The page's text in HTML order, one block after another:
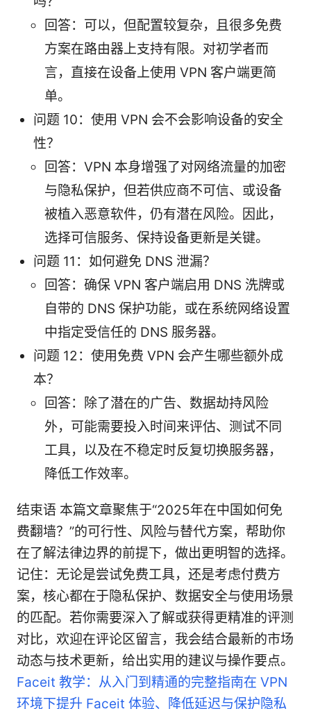
回答：可以，但配置较复杂，且很多免费
方案在路由器上支持有限。对初学者而
言，直接在设备上使用 VPN 客户端更简
单。
问题 10：使用 VPN 会不会影响设备的安全
性？
回答：VPN 本身增强了对网络流量的加密
与隐私保护，但若供应商不可信、或设备
被植入恶意软件，仍有潜在风险。因此，
选择可信服务、保持设备更新是关键。
问题 11：如何避免 DNS 泄漏？
回答：确保 VPN 客户端启用 DNS 洗牌或
自带的 DNS 保护功能，或在系统网络设置
中指定受信任的 DNS 服务器。
问题 12：使用免费 VPN 会产生哪些额外成
本？
回答：除了潜在的广告、数据劫持风险
外，可能需要投入时间来评估、测试不同
工具，以及在不稳定时反复切换服务器，
降低工作效率。
结束语 本篇文章聚焦于“2025年在中国如何免
费翻墙？”的可行性、风险与替代方案，帮助你
在了解法律边界的前提下，做出更明智的选择。
记住：无论是尝试免费工具，还是考虑付费方
案，核心都在于隐私保护、数据安全与使用场景
的匹配。若你需要深入了解或获得更精准的评测
对比，欢迎在评论区留言，我会结合最新的市场
动态与技术更新，给出实用的建议与操作要点。
Faceit 教学：从入门到精通的完整指南在 VPN
环境下提升 Faceit 体验、降低延迟与保护隐私